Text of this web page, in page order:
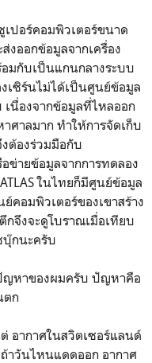
ปอร์คอมพิวเตอร์ขนาด
งออกข้อมูลจากเครื่อง
มกับเป็นแกนกลางระบบ
เซิร์นไม่ได้เป็นศูนย์ข้อมูล
เนื่องจากข้อมูลที่ไหลออก
ศาลมาก ทำให้การจัดเก็บ
ต้องร่วมมือกับ
ข่ายข้อมูลจากการทดลอง
ในไทยก็มีศูนย์ข้อมูล
คอมพิวเตอร์ของเขาสร้าง
จึงจะดูโบราณเมื่อเทียบ
บุ๊กนะครับ
ญหาของผมครับ ปัญหาคือ
ตก
อากาศในสวิตเซอร์แลนด์
าวันไหนแดดออก อากาศ